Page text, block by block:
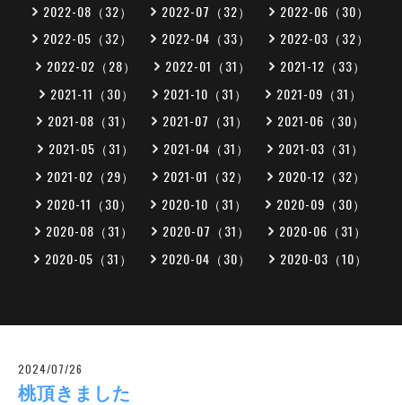
2022-08（32）
2022-07（32）
2022-06（30）
2022-05（32）
2022-04（33）
2022-03（32）
2022-02（28）
2022-01（31）
2021-12（33）
2021-11（30）
2021-10（31）
2021-09（31）
2021-08（31）
2021-07（31）
2021-06（30）
2021-05（31）
2021-04（31）
2021-03（31）
2021-02（29）
2021-01（32）
2020-12（32）
2020-11（30）
2020-10（31）
2020-09（30）
2020-08（31）
2020-07（31）
2020-06（31）
2020-05（31）
2020-04（30） 2020-03（10）
2024/07/26
桃頂きました